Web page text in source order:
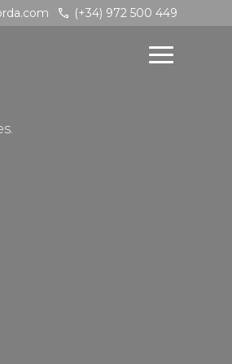
call (+34) 972 500 449